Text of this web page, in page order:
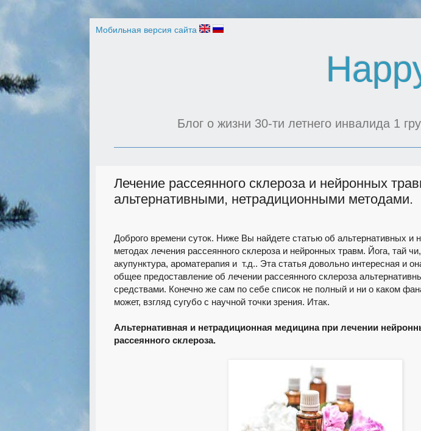
Мобильная версия сайта
Блог о жизни 30-ти летнего инвалида 1
Лечение рассеянного склероза и нейронных
альтернативными, нетрадиционными методами.
Доброго времени суток. Ниже Вы найдете статью об альтернативных и
методах лечения рассеянного склероза и нейронных травм. Йога, тай
акупунктура, ароматерапия и т.д.. Эта статья довольно интересная и
общее предоставление об лечении рассеянного склероза
средствами. Конечно же сам по себе список не полный и ни о каком
может, взгляд сугубо с научной точки зрения. Итак.
Альтернативная и нетрадиционная медицина при лечении
рассеянного склероза.